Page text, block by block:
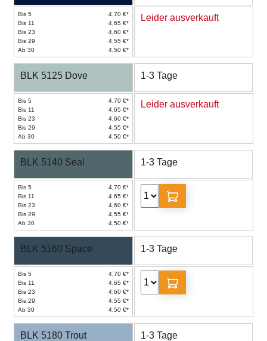
Bis 5
4,70 €*
Bis 11
4,65 €*
Bis 23
4,60 €*
Bis 29
4,55 €*
Ab 30
4,50 €*
Leider ausverkauft
BLK 5125 Dove 1-3 Tage
Bis 5
4,70 €*
Bis 11
4,65 €*
Bis 23
4,60 €*
Bis 29
4,55 €*
Ab 30
4,50 €*
Leider ausverkauft
BLK 5140 Seal 1-3 Tage
Bis 5
4,70 €*
Bis 11
4,65 €*
Bis 23
4,60 €*
Bis 29
4,55 €*
Ab 30
4,50 €*
BLK 5160 Space 1-3 Tage
Bis 5
4,70 €*
Bis 11
4,65 €*
Bis 23
4,60 €*
Bis 29
4,55 €*
Ab 30
4,50 €*
BLK 5180 Trout 1-3 Tage